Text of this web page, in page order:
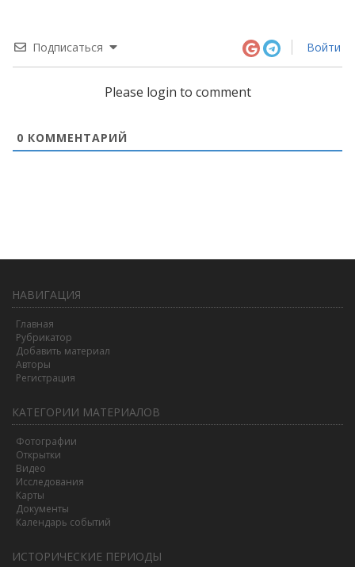
Подписаться Войти
Please login to comment
0 КОММЕНТАРИЙ
НАВИГАЦИЯ
Главная
Рубрикатор
Добавить материал
Авторы
Регистрация
КАТЕГОРИИ МАТЕРИАЛОВ
Фотографии
Открытки
Видео
Исследования
Карты
Документы
Календарь событий
ИСТОРИЧЕСКИЕ ПЕРИОДЫ